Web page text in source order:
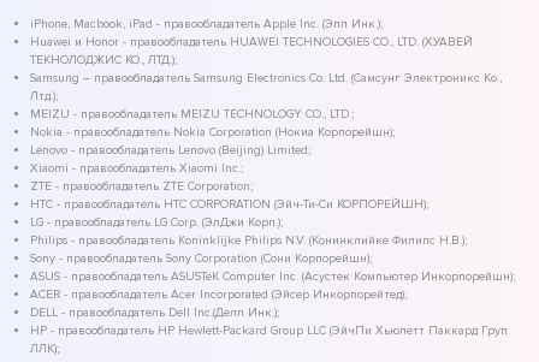
iPhone, Macbook, iPad - правообладатель Apple Inc. (Эпл Инк.);
Huawei и Honor - правообладатель HUAWEI TECHNOLOGIES CO., LTD. (ХУАВЕЙ
ТЕКНОЛОДЖИС КО., ЛТД.);
Samsung – правообладатель Samsung Electronics Co. Ltd. (Самсунг Электроникс Ко.,
Лтд.);
MEIZU - правообладатель MEIZU TECHNOLOGY CO., LTD.;
Nokia - правообладатель Nokia Corporation (Нокиа Корпорейшн);
Lenovo - правообладатель Lenovo (Beijing) Limited;
Xiaomi - правообладатель Xiaomi Inc.;
ZTE - правообладатель ZTE Corporation;
HTC - правообладатель HTC CORPORATION (Эйч-Ти-Си КОРПОРЕЙШН);
LG - правообладатель LG Corp. (ЭлДжи Корп.);
Philips - правообладатель Koninklijke Philips N.V. (Конинклийке Филипс Н.В.);
Sony - правообладатель Sony Corporation (Сони Корпорейшн);
ASUS - правообладатель ASUSTeK Computer Inc. (Асустек Компьютер Инкорпорейшн);
ACER - правообладатель Acer Incorporated (Эйсер Инкорпорейтед);
DELL - правообладатель Dell Inc.(Делл Инк.);
HP - правообладатель HP Hewlett-Packard Group LLC (ЭйчПи Хьюлетт Паккард Груп
ЛЛК);